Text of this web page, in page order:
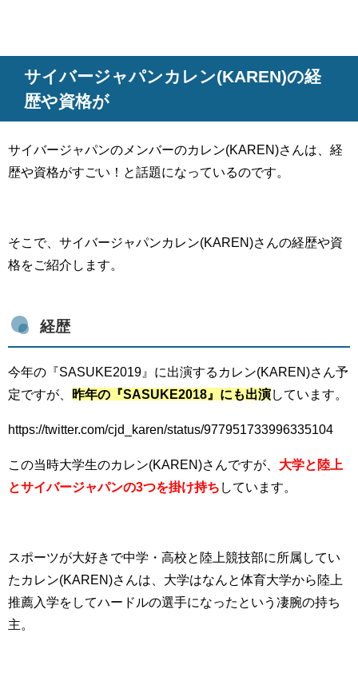
サイバージャパンカレン(KAREN)の経
歴や資格が
サイバージャパンのメンバーのカレン(KAREN)さんは、経
歴や資格がすごい！と話題になっているのです。
そこで、サイバージャパンカレン(KAREN)さんの経歴や資
格をご紹介します。
経歴
今年の『SASUKE2019』に出演するカレン(KAREN)さん予
定ですが、
昨年の『SASUKE2018』にも出演しています。
https://twitter.com/cjd_karen/status/977951733996335104
この当時大学生のカレン(KAREN)さんですが、 大学と陸上
とサイバージャパンの3つを掛け持ち しています。
スポーツが大好きで中学・高校と陸上競技部に所属してい
たカレン(KAREN)さんは、大学はなんと体育大学から陸上
推薦入学をしてハードルの選手になったという凄腕の持ち
主。